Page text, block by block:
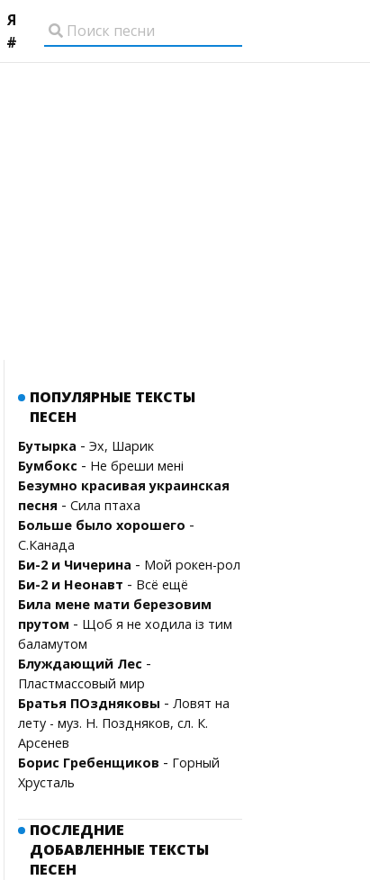
Я
#
ПОПУЛЯРНЫЕ ТЕКСТЫ
ПЕСЕН
Бутырка - Эх, Шарик
Бумбокс - Не бреши мені
Безумно красивая украинская
песня - Сила птаха
Больше было хорошего -
С.Канада
Би-2 и Чичерина - Мой рокен-рол
Би-2 и Неонавт - Всё ещё
Била мене мати березовим
прутом - Щоб я не ходила iз тим
баламутом
Блуждающий Лес -
Пластмассовый мир
Братья ПОздняковы - Ловят на
лету - муз. Н. Поздняков, сл. К.
Арсенев
Борис Гребенщиков - Горный
Хрусталь
ПОСЛЕДНИЕ
ДОБАВЛЕННЫЕ ТЕКСТЫ
ПЕСЕН